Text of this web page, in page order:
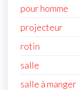
pour homme
projecteur
rotin
salle
salle à manger